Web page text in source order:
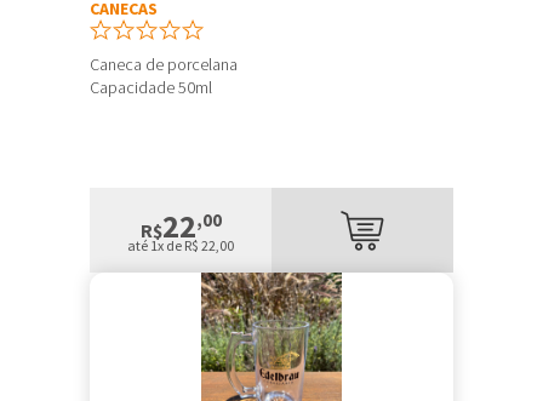
CANECAS
Caneca de porcelana
Capacidade 50ml
R$22,00
até 1x de R$ 22,00